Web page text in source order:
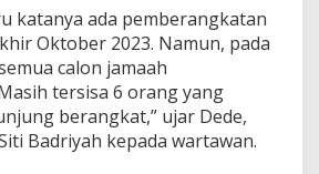
katanya ada pemberangkatan
Oktober 2023. Namun, pada
calon jamaah
tersisa 6 orang yang
berangkat,” ujar Dede,
Badriyah kepada wartawan.